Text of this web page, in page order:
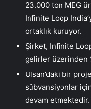
23.000 ton MEG
Infinite Loop
ortaklık kuruyor.
Şirket, Infinite
gelirler üzerinden
Ulsan’daki bir
sübvansiyonlar
devam etmektedir.